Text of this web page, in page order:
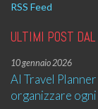
RSS Feed
ULTIMI POST DAL
10 gennaio 2026
AI Travel
organizzare